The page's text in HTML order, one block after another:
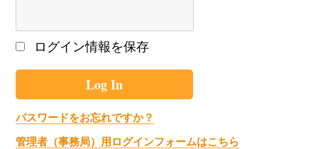
ログイン情報を保存
パスワードをお忘れですか？
管理者（事務局）用ログインフォームはこちら